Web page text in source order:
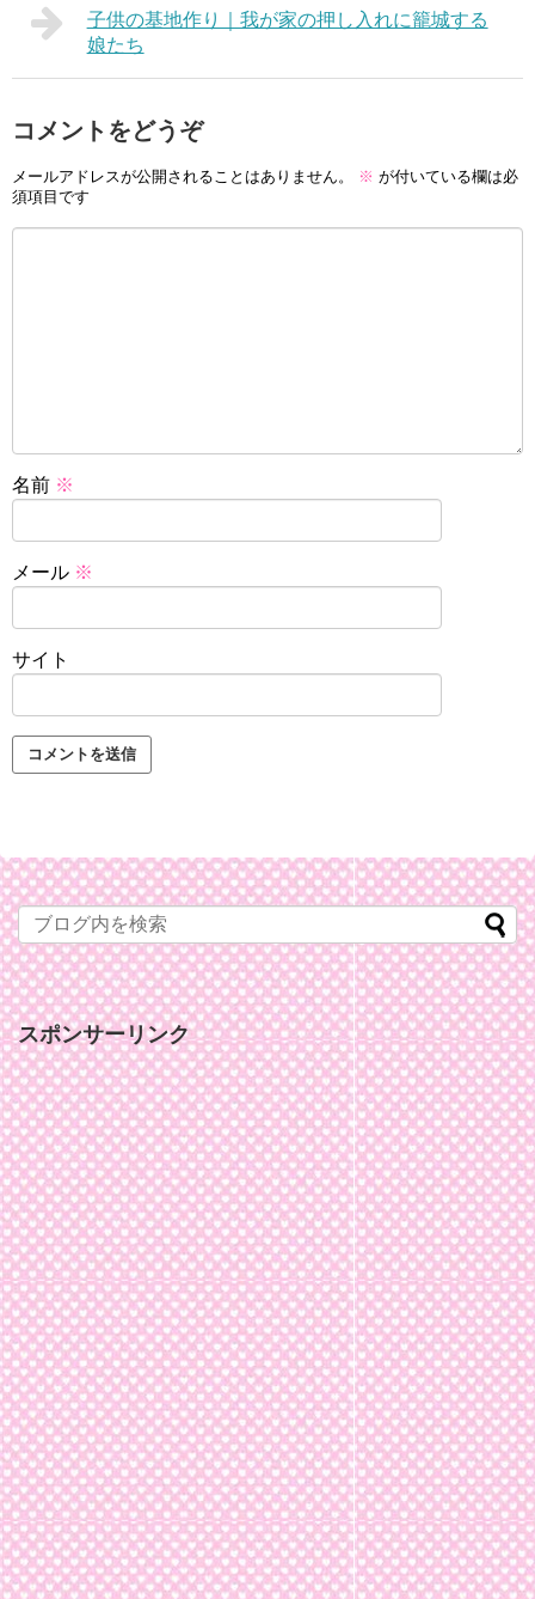
子供の基地作り｜我が家の押し入れに籠城する
娘たち
コメントをどうぞ
メールアドレスが公開されることはありません。 ※ が付いている欄は必
須項目です
名前 ※
メール ※
サイト
スポンサーリンク